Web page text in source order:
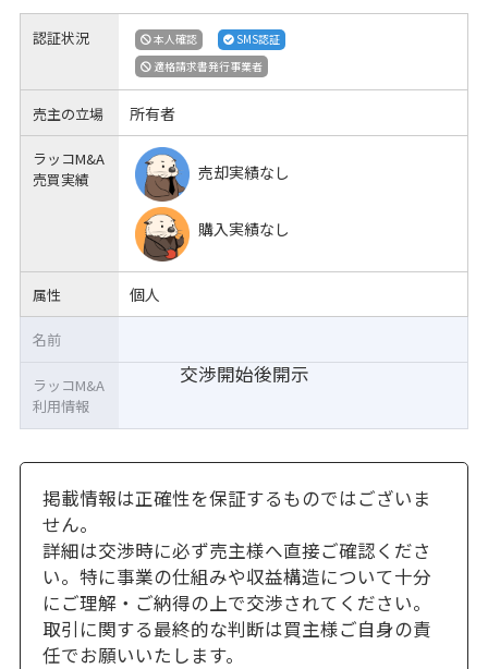
認証状況 本人確認
SMS認証
適格請求書発行事業者
売主の立場 所有者
ラッコM&A
売買実績
売却実績なし
購入実績なし
属性 個人
交渉開始後開示
名前
ラッコM&A
利用情報
掲載情報は正確性を保証するものではございま
せん。
詳細は交渉時に必ず売主様へ直接ご確認くださ
い。特に事業の仕組みや収益構造について十分
にご理解・ご納得の上で交渉されてください。
取引に関する最終的な判断は買主様ご自身の責
任でお願いいたします。